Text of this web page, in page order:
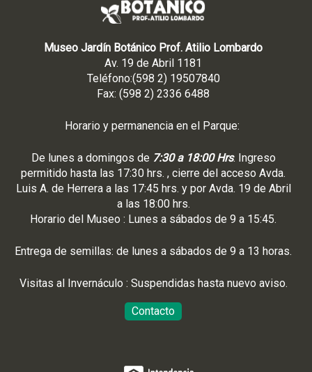
Museo Jardín Botánico Prof. Atilio Lombardo
Av. 19 de Abril 1181
Teléfono:(598 2) 19507840
Fax: (598 2) 2336 6488
Horario y permanencia en el Parque:
De lunes a domingos de 7:30 a 18:00 Hrs. Ingreso
permitido hasta las 17:30 hrs. , cierre del acceso Avda.
Luis A. de Herrera a las 17:45 hrs. y por Avda. 19 de Abril
a las 18:00 hrs.
Horario del Museo : Lunes a sábados de 9 a 15:45.
Entrega de semillas: de lunes a sábados de 9 a 13 horas.
Visitas al Invernáculo : Suspendidas hasta nuevo aviso.
Contacto